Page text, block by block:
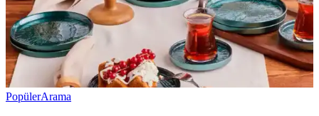
PopülerArama